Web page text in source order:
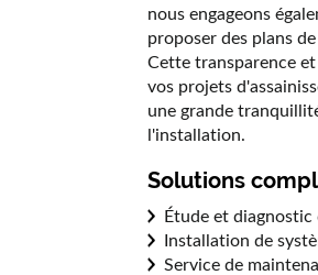
nous engageons
proposer des plans
Cette transparence
vos projets
une grande
l'installation.
Solutions
Étude et
Installation de
Service de